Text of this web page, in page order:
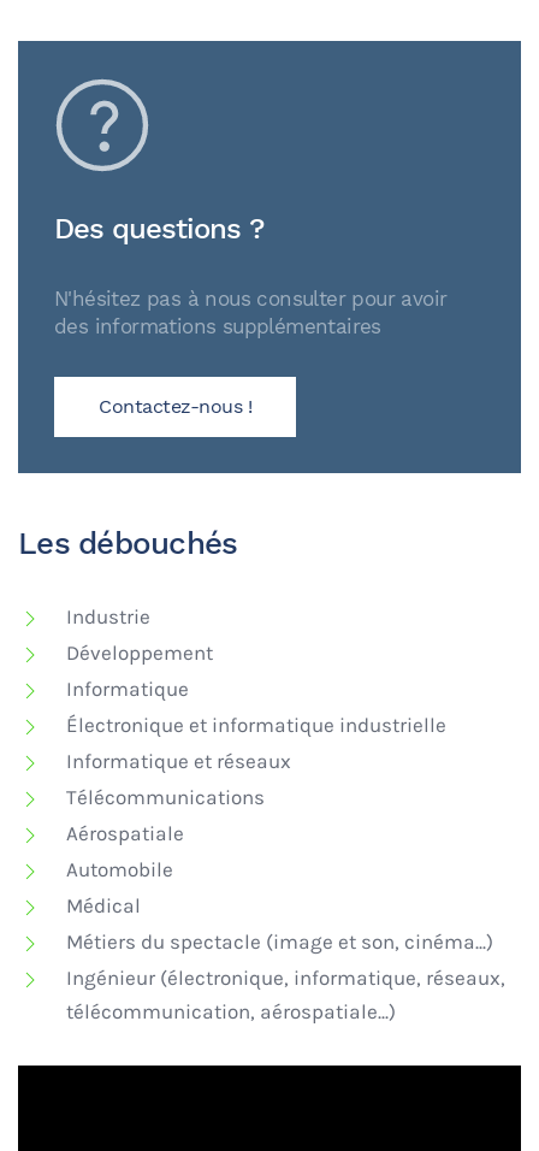
Des questions ?
N'hésitez pas à nous consulter pour avoir
des informations supplémentaires
Contactez-nous !
Les débouchés
Industrie
Développement
Informatique
Électronique et informatique industrielle
Informatique et réseaux
Télécommunications
Aérospatiale
Automobile
Médical
Métiers du spectacle (image et son, cinéma...)
Ingénieur (électronique, informatique, réseaux,
télécommunication, aérospatiale...)